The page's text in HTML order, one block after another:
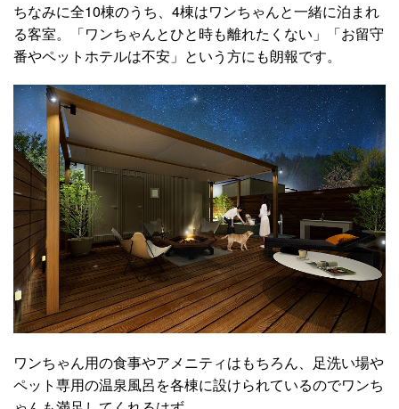
ちなみに全10棟のうち、4棟はワンちゃんと一緒に泊まれ
る客室。「ワンちゃんとひと時も離れたくない」「お留守
番やペットホテルは不安」という方にも朗報です。
ワンちゃん用の食事やアメニティはもちろん、足洗い場や
ペット専用の温泉風呂を各棟に設けられているのでワンち